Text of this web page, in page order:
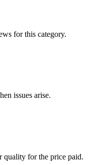
for this category.
issues arise.
quality for the price paid.